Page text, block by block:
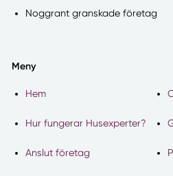
Noggrant granskade företag
Meny
Hem
Hur fungerar Husexperter?
Anslut företag